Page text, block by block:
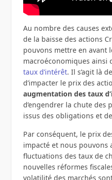
Au nombre des causes
de la baisse des actions
pouvons mettre en avant
macroéconomiques ainsi
taux d’intérêt. Il s’agit là
d’impacter le prix des
augmentation des taux
d’engendrer la chute des
issus des obligations et
Par conséquent, le prix
impacté et nous pouvons
fluctuations des taux de
nouvelles réformes
volatilité des marchés